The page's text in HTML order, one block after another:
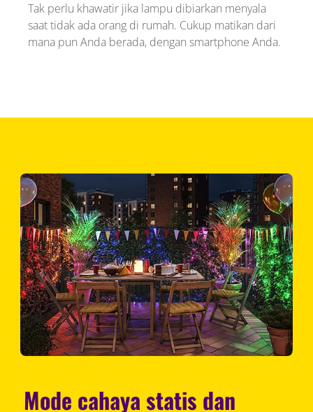
Tak perlu khawatir jika lampu dibiarkan menyala
saat tidak ada orang di rumah. Cukup matikan dari
mana pun Anda berada, dengan smartphone Anda.
Mode cahaya statis dan